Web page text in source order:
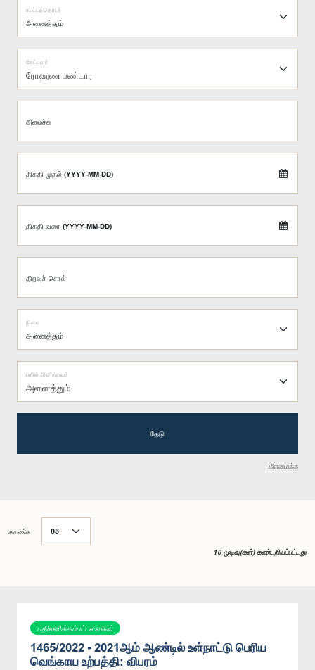
கூட்டத்தொடர்
ரோஹண பண்டார
கேட்டவர்
அமைச்சு
திகதி முதல் (YYYY-MM-DD)
திகதி வரை (YYYY-MM-DD)
திறவுச் சொல்
நிலை
அனைத்தும்
பதில் அளித்தவர்
தேடு
மீளமைக்க
காண்க
10 முடிவு(கள்) கண்டறியப்பட்டது
பதிலளிக்கப்பட்டவைகள்
1465/2022 - 2021ஆம் ஆண்டில் உள்நாட்டு பெரிய
வெங்காய உற்பத்தி: விபரம்